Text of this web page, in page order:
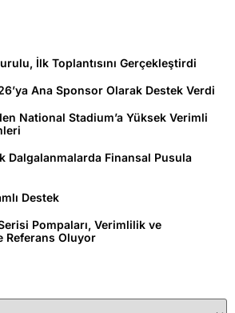
İlk Toplantısını Gerçekleştirdi
Ana Sponsor Olarak Destek Verdi
National Stadium’a Yüksek Verimli
Dalgalanmalarda Finansal Pusula
Destek
Pompaları, Verimlilik ve
Referans Oluyor